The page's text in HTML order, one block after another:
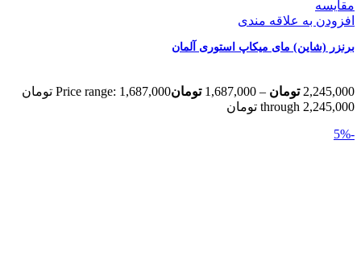
مقایسه
افزودن به علاقه مندی
برنزر (شاین) مای میکاپ استوری آلمان
2,245,000 تومان –
1,687,000 تومان
Price range: 1,687,000 تومان
through 2,245,000 تومان
-5%